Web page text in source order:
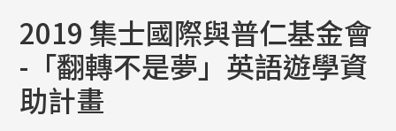
2019 集士國際與普仁基金會
-「翻轉不是夢」英語遊學資
助計畫